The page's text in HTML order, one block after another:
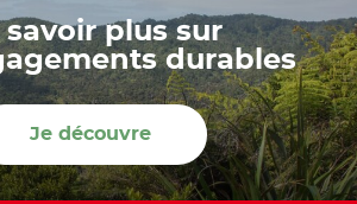
savoir plus sur
durables
Je découvre